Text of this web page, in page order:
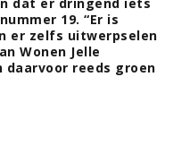
dat er dringend iets
19. “Er is
er zelfs uitwerpselen
Wonen Jelle
daarvoor reeds groen